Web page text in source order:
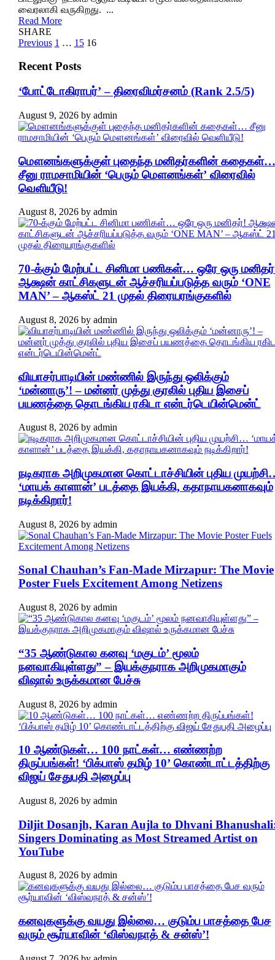
வைரலாகி வருகிறது. ...
Read More
SHARE
Posts
pagination
Previous 1 … 15 16
Recent Posts
‘போட்டோகிராபர்’ – திரைவிமர்சனம் (Rank 2.5/5)
August 9, 2026by admin
மௌனங்களுக்குள் புதைந்த மனிதர்களின் கதைகள்…
சீனு ராமசாமியின் ‘பெரும் மௌனங்கள்’ விரைவில்
வெளியீடு!
August 8, 2026by admin
70-க்கும் மேற்பட்ட சினிமா பணிகள்… ஒரே ஒரு
ஆக்ஷன் காட்சிகளுடன் ஆச்சரியப்படுத்த வரும் ‘ONE
MAN’ – ஆகஸ்ட் 21 முதல் திரையரங்குகளில்
August 8, 2026by admin
வியாசர்பாடியின் மண்ணில் இருந்து ஒலிக்கும்
‘மன்னாரு’! – மன்னர் முத்து குரலில் புதிய இசைப்
பயணத்தை தொடங்கிய ரகிடா என்டர்டெயின்மென்ட்
August 8, 2026by admin
நடிகராக அறிமுகமான கொட்டாச்சியின் புதிய
‘மாயக் காளான்’ படத்தை இயக்கி, கதாநாயகனாகவும்
நடிக்கிறார்!
August 8, 2026by admin
Sonal Chauhan’s Fan-Made Mirzapur: The Movie
Poster Fuels Excitement Among Netizens
August 8, 2026by admin
“35 ஆண்டுகால கனவு ‘மகுடம்’ மூலம்
நனவாகியுள்ளது” – இயக்குநராக அறிமுகமாகும்
விஷால் உருக்கமான பேச்சு
August 8, 2026by admin
10 ஆண்டுகள்… 100 நாட்கள்… எண்ணற்ற
திருப்பங்கள்! ‘பிக்பாஸ் தமிழ் 10’ கொண்டாட்டத்திற்கு
விஜய் சேதுபதி அழைப்பு
August 8, 2026by admin
Diljit Dosanjh, Karan Aujla to Dhvani
Singers Dominating as Most Streamed Artist on
YouTube
August 8, 2026by admin
கனவுகளுக்கு வயது இல்லை… குடும்ப பாசத்தை பேச
வரும் சூர்யாவின் ‘விஸ்வநாத் & சன்ஸ்’!